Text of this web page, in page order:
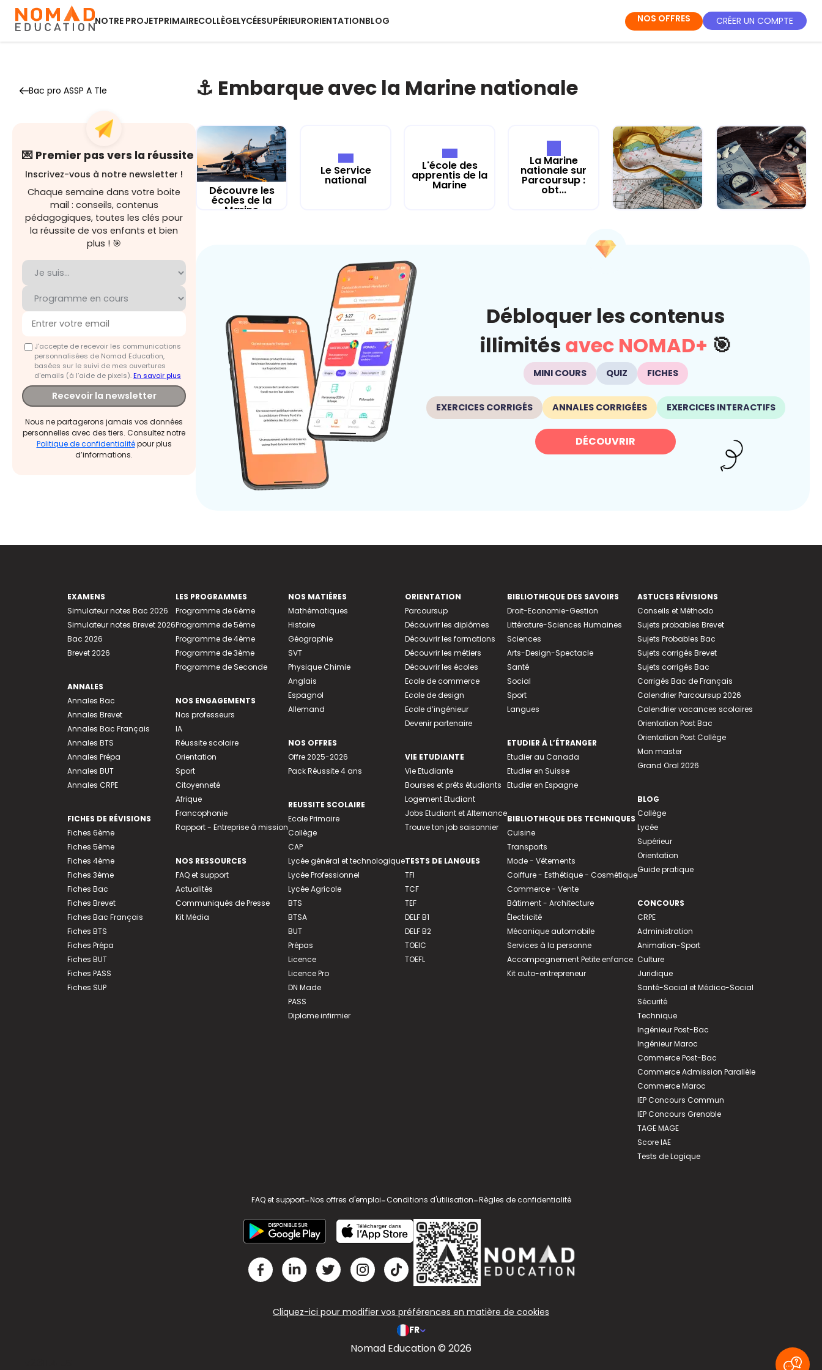
NOTRE PROJETPRIMAIRECOLLÈGELYCÉESUPÉRIEURORIENTATIONBLOG NOS OFFRES CRÉER UN COMPTE
Bac pro ASSP A Tle
💌 Premier pas vers la réussite
Inscrivez-vous à notre newsletter !
Chaque semaine dans votre boite
mail : conseils, contenus
pédagogiques, toutes les clés pour
la réussite de vos enfants et bien
plus ! 🎯
J'accepte de recevoir les communications
personnalisées de Nomad Education,
basées sur le suivi de mes ouvertures
d'emails (à l’aide de pixels).En savoir plus
Recevoir la newsletter
Nous ne partagerons jamais vos données
personnelles avec des tiers. Consultez notre
Politique de confidentialitépour plus
d’informations.
⚓️ Embarque avec la Marine nationale
Découvre les
écoles de la
Marine
Le Service
national
L'école des
apprentis de la
Marine
La Marine
nationale sur
Parcoursup :
obt...
Débloquer les contenus
illimités avec NOMAD+ 🎯
MINI COURS QUIZ FICHES
EXERCICES CORRIGÉS ANNALES CORRIGÉES EXERCICES INTERACTIFS
DÉCOUVRIR
EXAMENS
Simulateur notes Bac 2026
Simulateur notes Brevet 2026
Bac 2026
Brevet 2026
ANNALES
Annales Bac
Annales Brevet
Annales Bac Français
Annales BTS
Annales Prépa
Annales BUT
Annales CRPE
FICHES DE RÉVISIONS
Fiches 6ème
Fiches 5ème
Fiches 4ème
Fiches 3ème
Fiches Bac
Fiches Brevet
Fiches Bac Français
Fiches BTS
Fiches Prépa
Fiches BUT
Fiches PASS
Fiches SUP
LES PROGRAMMES
Programme de 6ème
Programme de 5ème
Programme de 4ème
Programme de 3ème
Programme de Seconde
NOS ENGAGEMENTS
Nos professeurs
IA
Réussite scolaire
Orientation
Sport
Citoyenneté
Afrique
Francophonie
Rapport - Entreprise à mission
NOS RESSOURCES
FAQ et support
Actualités
Communiqués de Presse
Kit Média
NOS MATIÈRES
Mathématiques
Histoire
Géographie
SVT
Physique Chimie
Anglais
Espagnol
Allemand
NOS OFFRES
Offre 2025-2026
Pack Réussite 4 ans
REUSSITE SCOLAIRE
Ecole Primaire
Collège
CAP
Lycée général et technologique
Lycée Professionnel
Lycée Agricole
BTS
BTSA
BUT
Prépas
Licence
Licence Pro
DN Made
PASS
Diplome infirmier
ORIENTATION
Parcoursup
Découvrir les diplômes
Découvrir les formations
Découvrir les métiers
Découvrir les écoles
Ecole de commerce
Ecole de design
Ecole d’ingénieur
Devenir partenaire
VIE ETUDIANTE
Vie Etudiante
Bourses et prêts étudiants
Logement Etudiant
Jobs Etudiant et Alternance
Trouve ton job saisonnier
TESTS DE LANGUES
TFI
TCF
TEF
DELF B1
DELF B2
TOEIC
TOEFL
BIBLIOTHEQUE DES SAVOIRS
Droit-Economie-Gestion
Littérature-Sciences Humaines
Sciences
Arts-Design-Spectacle
Santé
Social
Sport
Langues
ETUDIER À L’ÉTRANGER
Etudier au Canada
Etudier en Suisse
Etudier en Espagne
BIBLIOTHEQUE DES TECHNIQUES
Cuisine
Transports
Mode - Vêtements
Coiffure - Esthétique - Cosmétique
Commerce - Vente
Bâtiment - Architecture
Électricité
Mécanique automobile
Services à la personne
Accompagnement Petite enfance
Kit auto-entrepreneur
ASTUCES RÉVISIONS
Conseils et Méthodo
Sujets probables Brevet
Sujets Probables Bac
Sujets corrigés Brevet
Sujets corrigés Bac
Corrigés Bac de Français
Calendrier Parcoursup 2026
Calendrier vacances scolaires
Orientation Post Bac
Orientation Post Collège
Mon master
Grand Oral 2026
BLOG
Collège
Lycée
Supérieur
Orientation
Guide pratique
CONCOURS
CRPE
Administration
Animation-Sport
Culture
Juridique
Santé-Social et Médico-Social
Sécurité
Technique
Ingénieur Post-Bac
Ingénieur Maroc
Commerce Post-Bac
Commerce Admission Parallèle
Commerce Maroc
IEP Concours Commun
IEP Concours Grenoble
TAGE MAGE
Score IAE
Tests de Logique
FAQ et support-Nos offres d'emploi-Conditions d'utilisation-Règles de confidentialité
Cliquez-ici pour modifier vos préférences en matière de cookies
FR
Nomad Education © 2026